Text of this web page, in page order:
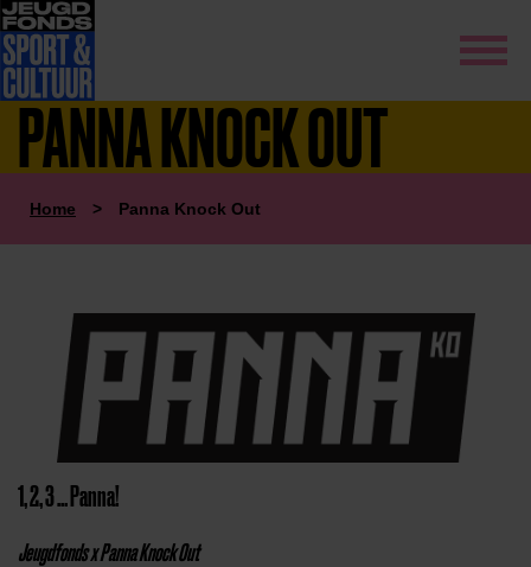
PANNA KNOCK OUT
Home > Panna Knock Out
1, 2, 3 … Panna!
Jeugdfonds x Panna Knock Out